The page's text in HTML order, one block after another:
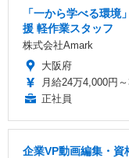
「一から学べる環
援 軽作業スタッフ
株式会社Amark
大阪府
月給24万4,000円
正社員
企業VP動画編集・資